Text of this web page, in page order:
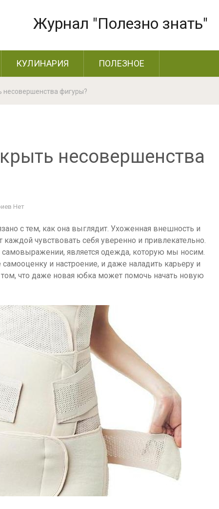
Журнал "Полезно знать"
КУЛИНАРИЯ ПОЛЕЗНОЕ
несовершенства фигуры?
несовершенства
Нет
с тем, как она выглядит. Ухоженная внешность и
чувствовать себя уверенно и привлекательно.
является одежда, которую мы носим.
и настроение, и даже наладить карьеру и
что даже новая юбка может помочь начать новую